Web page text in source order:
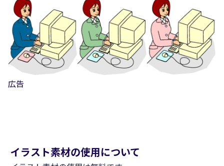
広告
イラスト素材の使用について